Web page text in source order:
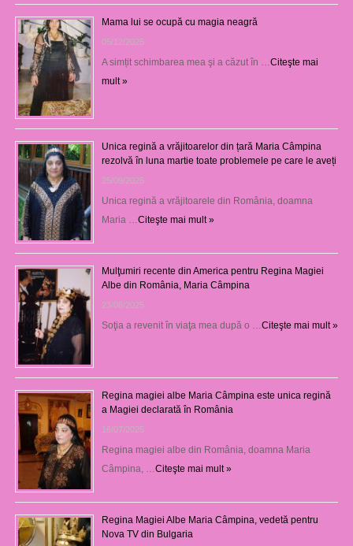
Mama lui se ocupă cu magia neagră
05/12/2025
A simțit schimbarea mea şi a căzut în …Citeşte mai
mult »
Unica regină a vrăjitoarelor din țară Maria Câmpina
rezolvă în luna martie toate problemele pe care le aveți
25/09/2025
Unica regină a vrăjitoarele din România, doamna
Maria …Citeşte mai mult »
Mulţumiri recente din America pentru Regina Magiei
Albe din România, Maria Câmpina
23/08/2025
Soţia a revenit în viaţa mea după o …Citeşte mai mult »
Regina magiei albe Maria Câmpina este unica regină
a Magiei declarată în România
16/07/2025
Regina magiei albe din România, doamna Maria
Câmpina, …Citeşte mai mult »
Regina Magiei Albe Maria Câmpina, vedetă pentru
Nova TV din Bulgaria